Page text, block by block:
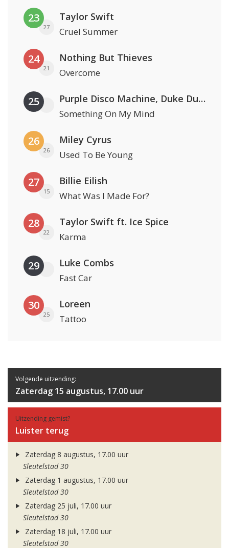
23
27
Taylor Swift
Cruel Summer
24
21
Nothing But Thieves
Overcome
25 Purple Disco Machine, Duke Dumont & Nothing But Thieves
Something On My Mind
26
26
Miley Cyrus
Used To Be Young
27
15
Billie Eilish
What Was I Made For?
28
22
Taylor Swift ft. Ice Spice
Karma
29 Luke Combs
Fast Car
30
25
Loreen
Tattoo
Volgende uitzending:
Zaterdag 15 augustus, 17.00 uur
Uitzending gemist?
Luister terug
Zaterdag 8 augustus, 17.00 uur
Sleutelstad 30
Zaterdag 1 augustus, 17.00 uur
Sleutelstad 30
Zaterdag 25 juli, 17.00 uur
Sleutelstad 30
Zaterdag 18 juli, 17.00 uur
Sleutelstad 30